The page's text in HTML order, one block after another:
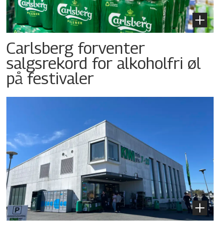
Carlsberg forventer
salgsrekord for alkoholfri øl
på festivaler